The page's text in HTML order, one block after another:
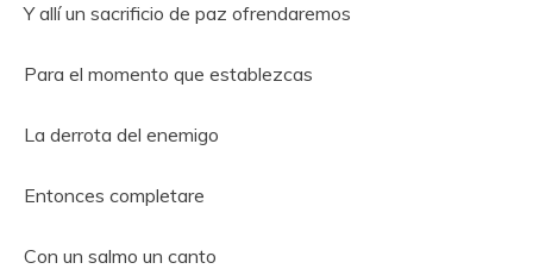
Y allí un sacrificio de paz ofrendaremos
Para el momento que establezcas
La derrota del enemigo
Entonces completare
Con un salmo un canto